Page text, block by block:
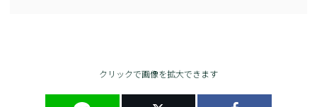
クリックで画像を拡大できます